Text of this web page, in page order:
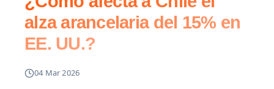
alza arancelaria del 15% en
EE. UU.?
04 Mar 2026